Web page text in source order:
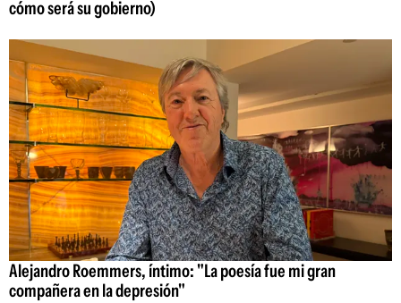
cómo será su gobierno)
Alejandro Roemmers, íntimo: "La poesía fue mi gran
compañera en la depresión"